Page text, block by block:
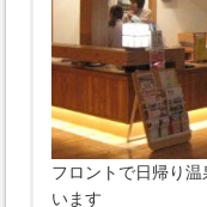
フロントで日帰り
います